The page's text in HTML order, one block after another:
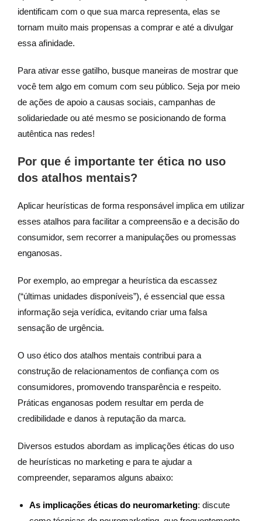
identificam com o que sua marca representa, elas se
tornam muito mais propensas a comprar e até a divulgar
essa afinidade.
Para ativar esse gatilho, busque maneiras de mostrar que
você tem algo em comum com seu público. Seja por meio
de ações de apoio a causas sociais, campanhas de
solidariedade ou até mesmo se posicionando de forma
autêntica nas redes!
Por que é importante ter ética no uso
dos atalhos mentais?
Aplicar heurísticas de forma responsável implica em utilizar
esses atalhos para facilitar a compreensão e a decisão do
consumidor, sem recorrer a manipulações ou promessas
enganosas.
Por exemplo, ao empregar a heurística da escassez
(“últimas unidades disponíveis”), é essencial que essa
informação seja verídica, evitando criar uma falsa
sensação de urgência.
O uso ético dos atalhos mentais contribui para a
construção de relacionamentos de confiança com os
consumidores, promovendo transparência e respeito.
Práticas enganosas podem resultar em perda de
credibilidade e danos à reputação da marca.
Diversos estudos abordam as implicações éticas do uso
de heurísticas no marketing e para te ajudar a
compreender, separamos alguns abaixo:
As implicações éticas do neuromarketing: discute